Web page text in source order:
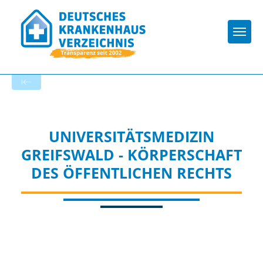
UNIVERSITÄTSMEDIZIN
GREIFSWALD - KÖRPERSCHAFT
DES ÖFFENTLICHEN RECHTS